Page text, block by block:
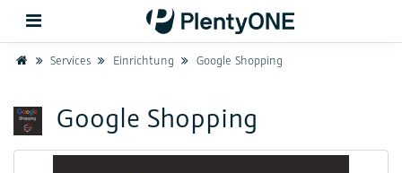
Zurück
Support
HomeServices Einrichtung Google Shopping
Google Shopping